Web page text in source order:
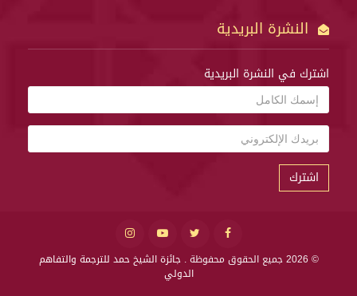
النشرة البريدية
اشترك في النشرة البريدية
اشترك
© 2026 جميع الحقوق محفوظة .
جائزة الشيخ حمد للترجمة والتفاهم
الدولي